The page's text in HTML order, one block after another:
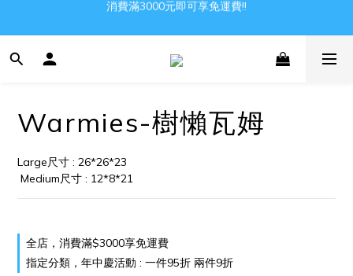
Gather all the joys in the world
Warmies-樹懶瓦姆
Large尺寸 : 26*26*23
Medium尺寸 : 12*8*21
全店，消費滿$3000享免運費
指定分類，年中慶活動 : 一件95折 兩件9折